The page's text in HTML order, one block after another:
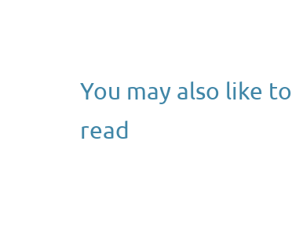
You may also like to
read